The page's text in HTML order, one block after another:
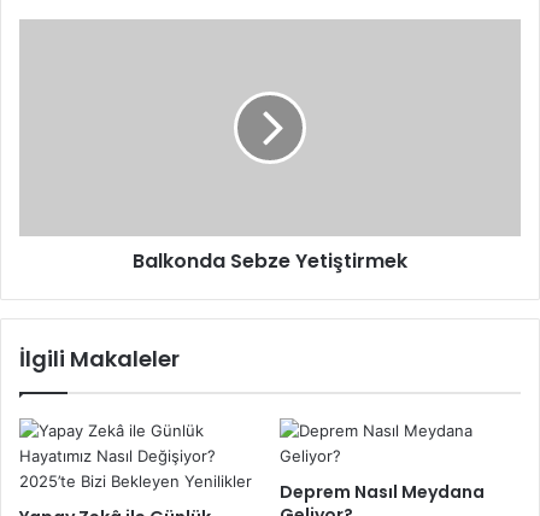
Balkonda Sebze Yetiştirmek
İlgili Makaleler
Deprem Nasıl Meydana